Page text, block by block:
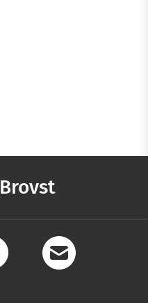
Brovst